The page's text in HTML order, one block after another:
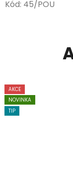
Kód: 45/POU
AKCE
NOVINKA
TIP
AKCE
NOVINKA
TIP